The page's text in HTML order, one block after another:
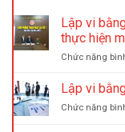
Lập vi
thực hiện
Chức năng
Lập vi
Chức năng